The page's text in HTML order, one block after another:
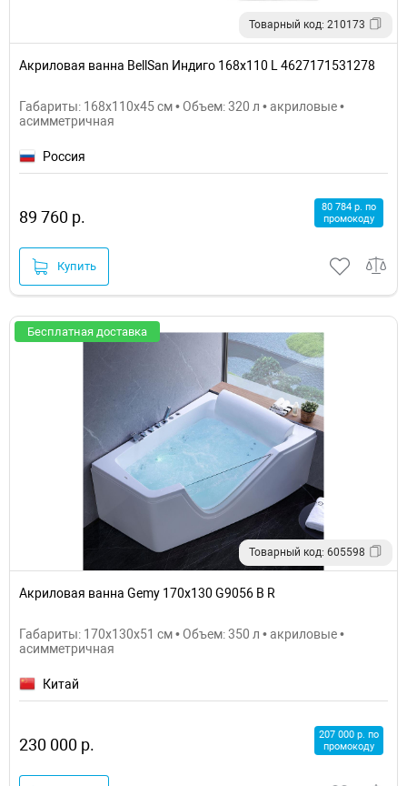
Товарный код: 210173
Акриловая ванна BellSan Индиго 168x110 L 4627171531278
Габариты: 168x110x45 см • Объем: 320 л • акриловые •
асимметричная
Россия
89 760 р.
80 784 р. по
промокоду
Купить
Бесплатная доставка
Товарный код: 605598
Акриловая ванна Gemy 170x130 G9056 B R
Габариты: 170x130x51 см • Объем: 350 л • акриловые •
асимметричная
Китай
230 000 р.
207 000 р. по
промокоду